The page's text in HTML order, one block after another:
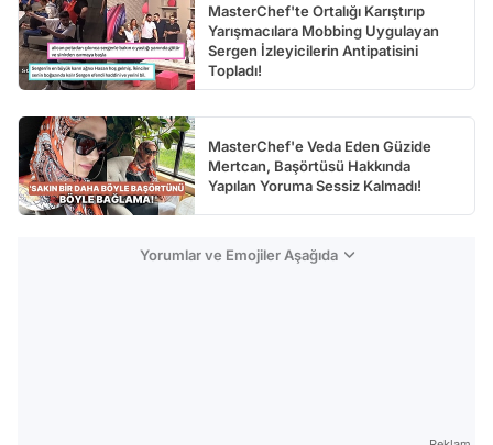
MasterChef'te Ortalığı Karıştırıp
Yarışmacılara Mobbing Uygulayan
Sergen İzleyicilerin Antipatisini
Topladı!
MasterChef'e Veda Eden Güzide
Mertcan, Başörtüsü Hakkında
Yapılan Yoruma Sessiz Kalmadı!
Yorumlar ve Emojiler Aşağıda